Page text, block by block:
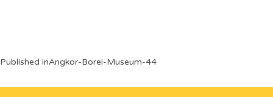
Post
navigation
Published inAngkor-Borei-Museum-44